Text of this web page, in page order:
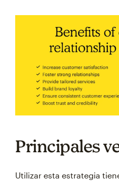
Principales
Utilizar esta estrategia